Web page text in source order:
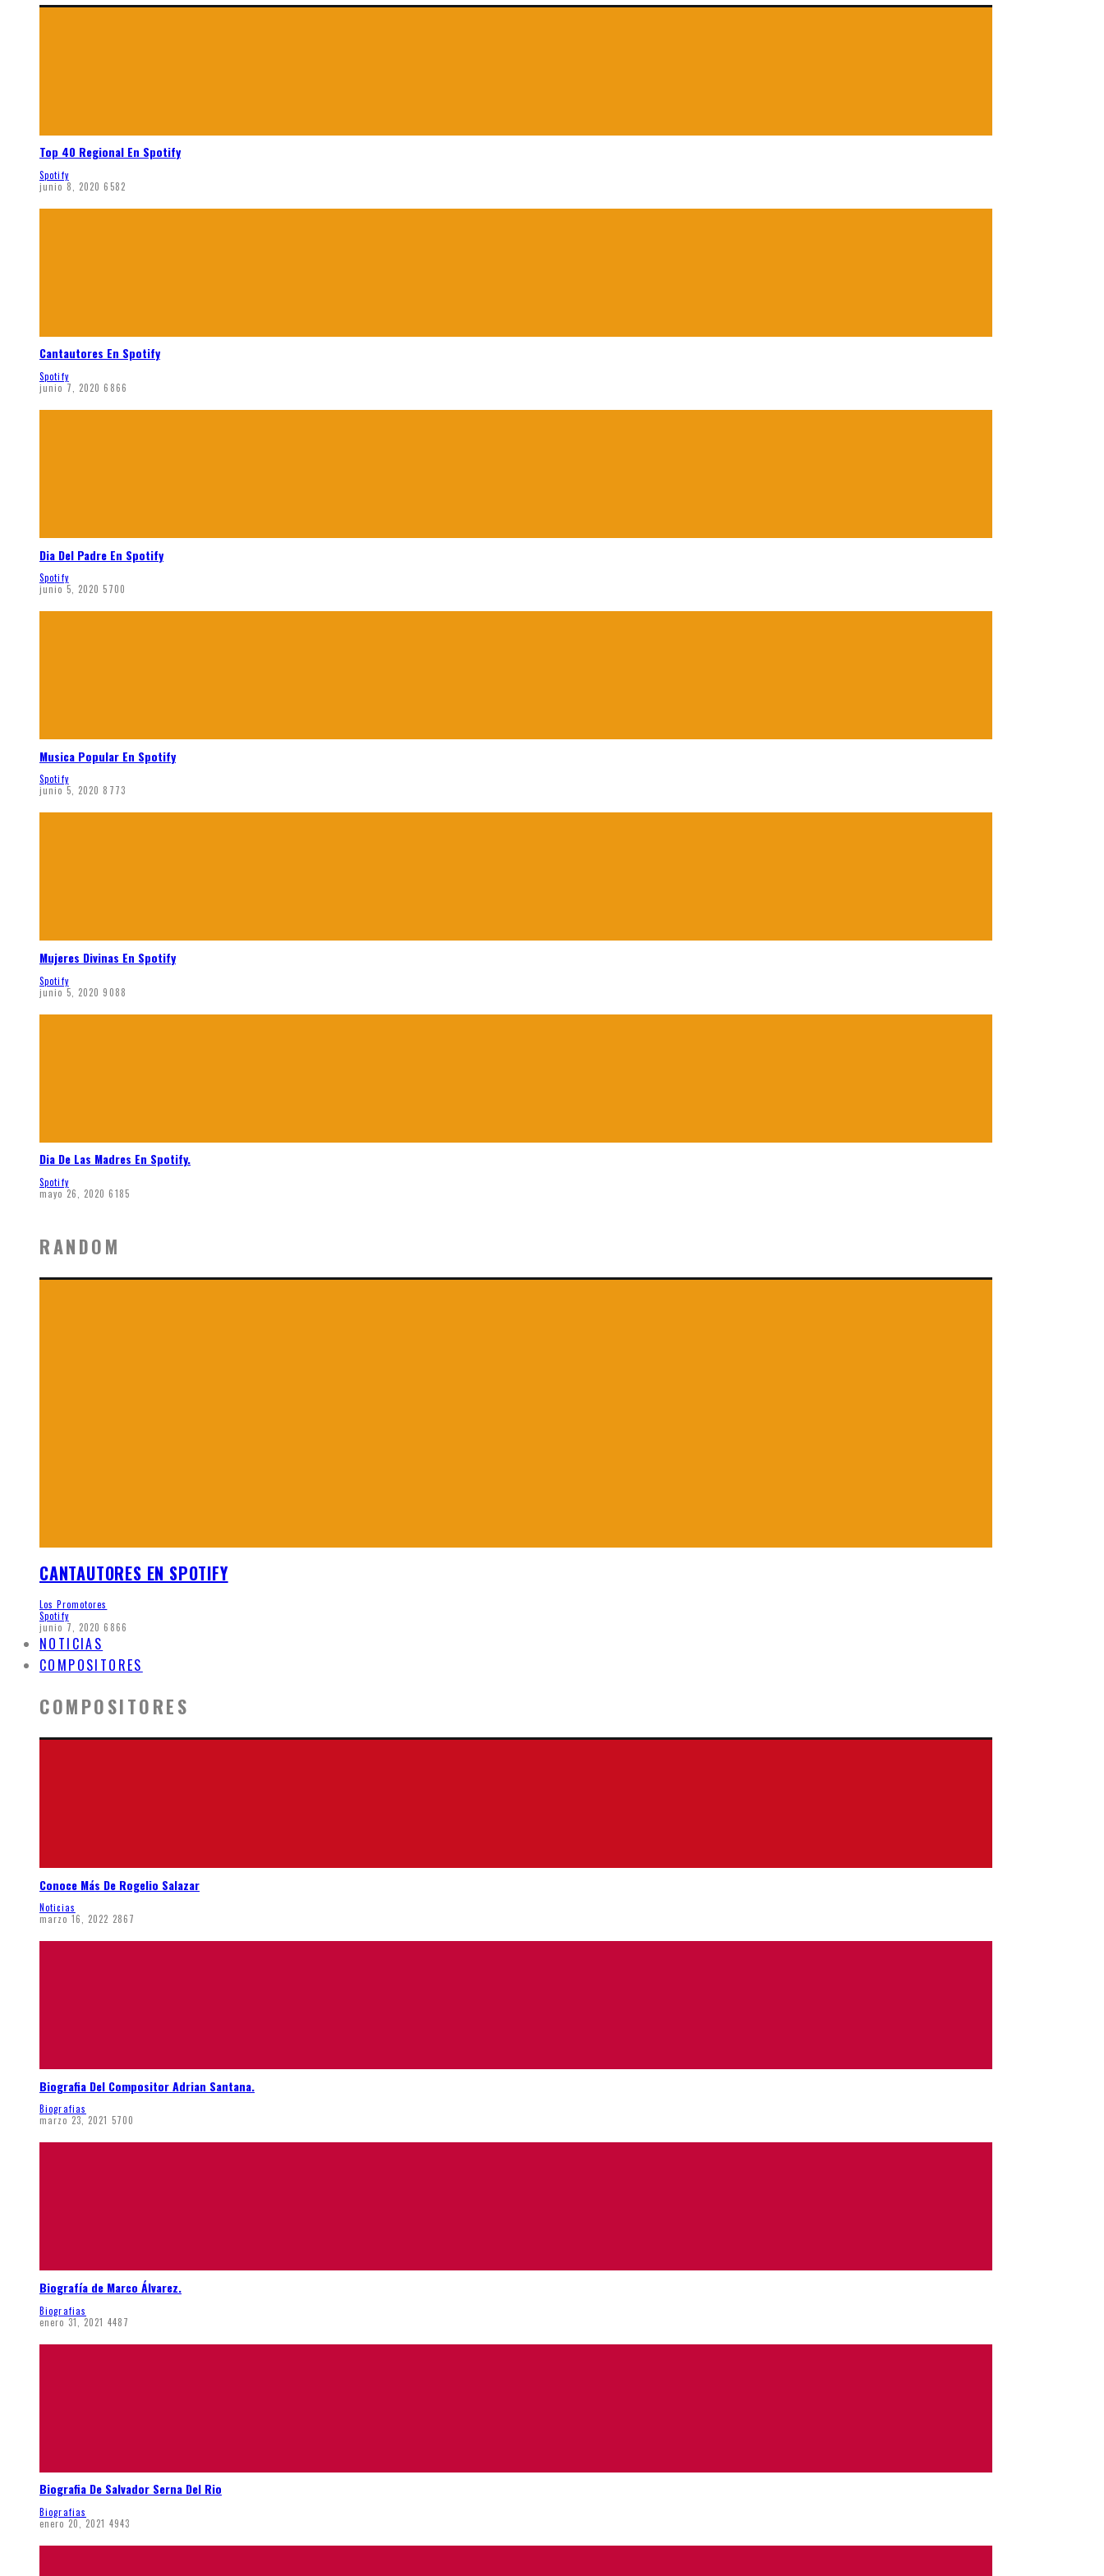
Top 40 Regional En Spotify
Spotify
junio 8, 2020 6582
Cantautores En Spotify
Spotify
junio 7, 2020 6866
Dia Del Padre En Spotify
Spotify
junio 5, 2020 5700
Musica Popular En Spotify
Spotify
junio 5, 2020 8773
Mujeres Divinas En Spotify
Spotify
junio 5, 2020 9088
Dia De Las Madres En Spotify.
Spotify
mayo 26, 2020 6185
RANDOM
CANTAUTORES EN SPOTIFY
Los Promotores
Spotify
junio 7, 2020 6866
NOTICIAS
COMPOSITORES
COMPOSITORES
Conoce Más De Rogelio Salazar
Noticias
marzo 16, 2022 2867
Biografia Del Compositor Adrian Santana.
Biografias
marzo 23, 2021 5700
Biografía de Marco Álvarez.
Biografias
enero 31, 2021 4487
Biografia De Salvador Serna Del Rio
Biografias
enero 20, 2021 4943